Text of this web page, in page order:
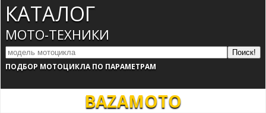
КАТАЛОГ
МОТО-ТЕХНИКИ
ПОДБОР МОТОЦИКЛА ПО ПАРАМЕТРАМ
BAZAMOTO